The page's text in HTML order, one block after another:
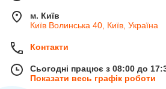
м. Київ
Київ Волинська 40, Київ, Україна
Контакти
Сьогодні працює з 08:00 до
Показати весь графік роботи